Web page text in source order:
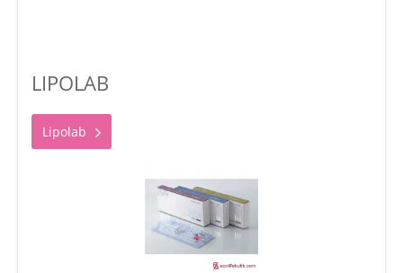
LIPOLAB
Lipolab